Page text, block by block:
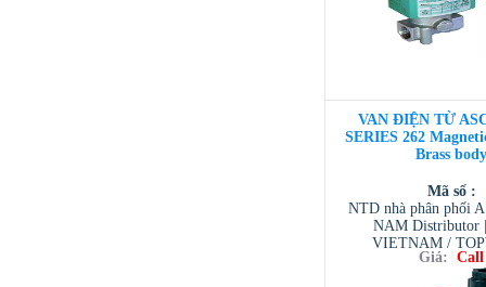
VAN ĐIỆN TỪ
SERIES 262
Brass body
Mã số :
NTD nhà phân phối
NAM Distributor
VIETNAM /
VIETNAM /
/ TESCOM
Giá: Call